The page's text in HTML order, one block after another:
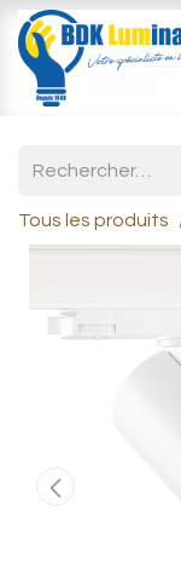
Tous les produits